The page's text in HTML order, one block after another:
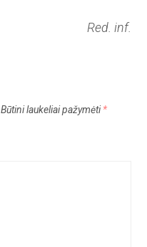
Red. inf.
Būtini laukeliai pažymėti*